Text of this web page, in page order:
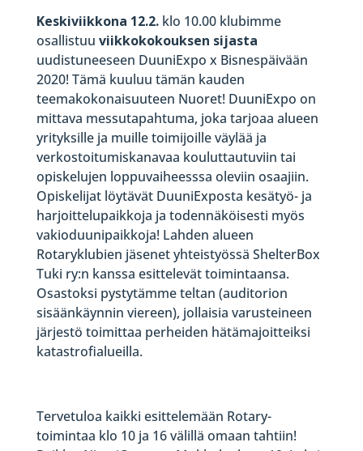
Keskiviikkona 12.2.klo 10.00 klubimme
osallistuu viikkokokouksen sijasta
uudistuneeseen DuuniExpo x Bisnespäivään
2020! Tämä kuuluu tämän kauden
teemakokonaisuuteen Nuoret! DuuniExpo on
mittava messutapahtuma, joka tarjoaa alueen
yrityksille ja muille toimijoille väylää ja
verkostoitumiskanavaa kouluttautuviin tai
opiskelujen loppuvaiheesssa oleviin osaajiin.
Opiskelijat löytävät DuuniExposta kesätyö- ja
harjoittelupaikkoja ja todennäköisesti myös
vakioduunipaikkoja! Lahden alueen
Rotaryklubien jäsenet yhteistyössä ShelterBox
Tuki ry:n kanssa esittelevät toimintaansa.
Osastoksi pystytämme teltan (auditorion
sisäänkäynnin viereen), jollaisia varusteineen
järjestö toimittaa perheiden hätämajoitteiksi
katastrofialueilla.
Tervetuloa kaikki esittelemään Rotary-
toimintaa klo 10 ja 16 välillä omaan tahtiin!